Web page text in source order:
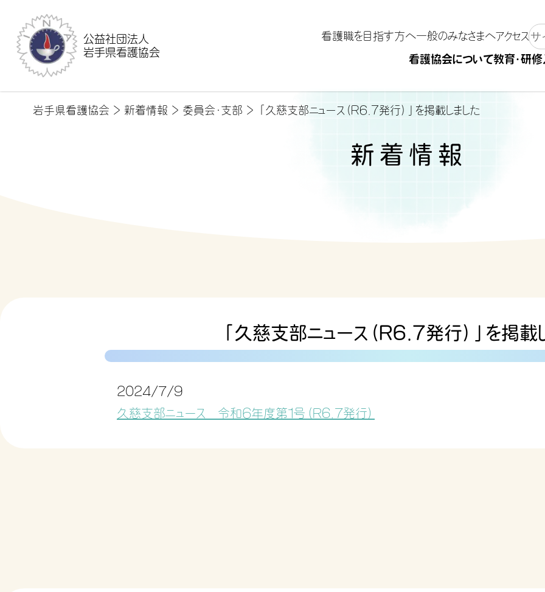
公益社団法人
岩手県看護協会
看護職を目指す方へ一般のみなさまへアクセス
看護協会について教育・研修
岩手県看護協会 > 新着情報 > 委員会・支部 > 「久慈支部ニュース（R6.7発行）」を掲載しました
新着情報
「久慈支部ニュース（R6.7発行）」を掲載
2024/7/9
久慈支部ニュース 令和６年度第１号（R6.7発行）